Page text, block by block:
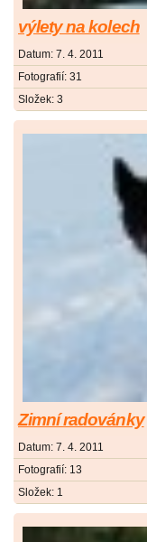
výlety na kolech
Datum: 7. 4. 2011
Fotografií: 31
Složek: 3
Zimní radovánky
Datum: 7. 4. 2011
Fotografií: 13
Složek: 1